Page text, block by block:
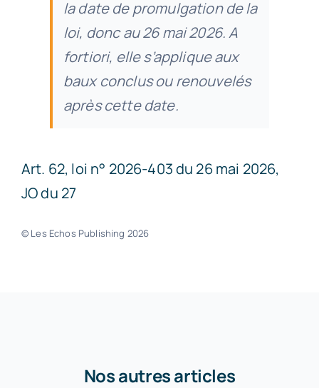
la date de promulgation de la
loi, donc au 26 mai 2026. A
fortiori, elle s’applique aux
baux conclus ou renouvelés
après cette date.
Art. 62, loi n° 2026-403 du 26 mai 2026,
JO du 27
© Les Echos Publishing 2026
Nos autres articles